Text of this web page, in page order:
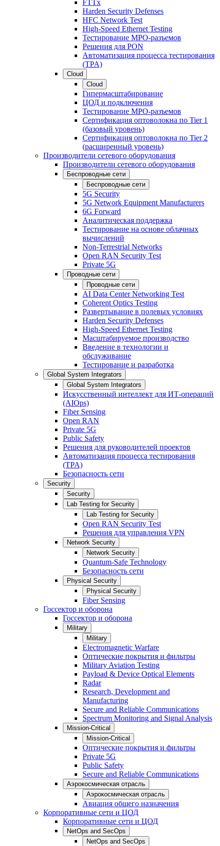
FTTx
Harden Security Defenses
HFC Network Test
High-Speed Ethernet Testing
Тестирование МРО-разъемов
Решения для PON
Автоматизация процесса тестирования
(TPA)
Cloud
Cloud
Гипермасштабирование
ЦОД и подключения
Тестирование МРО-разъемов
Сертификация оптоволокна по Tier 1
(базовый уровень)
Сертификация оптоволокна по Tier 2
(расширенный уровень)
Производители сетевого оборудования
Производители сетевого оборудования
Беспроводные сети
Беспроводные сети
5G Security
5G Network Equipment Manufacturers
6G Forward
Аналитическая поддержка
Тестирование на основе облачных
вычислений
Non-Terrestrial Networks
Open RAN Security Test
Private 5G
Проводные сети
Проводные сети
AI Data Center Networking Test
Coherent Optics Testing
Развертывание в полевых условиях
Harden Security Defenses
High-Speed Ethernet Testing
Масштабируемое производство
Введение в технологии и
обслуживание
Тестирование и разработка
Global System Integrators
Global System Integrators
Искусственный интеллект для ИТ-операций
(AIOps)
Fiber Sensing
Open RAN
Private 5G
Public Safety
Решения для руководителей проектов
Автоматизация процесса тестирования
(TPA)
Безопасность сети
Security
Security
Lab Testing for Security
Lab Testing for Security
Open RAN Security Test
Решения для управления VPN
Network Security
Network Security
Quantum-Safe Technology
Безопасность сети
Physical Security
Physical Security
Fiber Sensing
Госсектор и оборона
Госсектор и оборона
Military
Military
Electromagnetic Warfare
Оптические покрытия и фильтры
Military Aviation Testing
Payload & Device Optical Elements
Radar
Research, Development and
Manufacturing
Secure and Reliable Communications
Spectrum Monitoring and Signal Analysis
Mission-Critical
Mission-Critical
Оптические покрытия и фильтры
Private 5G
Public Safety
Secure and Reliable Communications
Аэрокосмическая отрасль
Аэрокосмическая отрасль
Авиация общего назначения
Корпоративные сети и ЦОД
Корпоративные сети и ЦОД
NetOps and SecOps
NetOps and SecOps